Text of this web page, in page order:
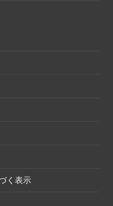
く表示